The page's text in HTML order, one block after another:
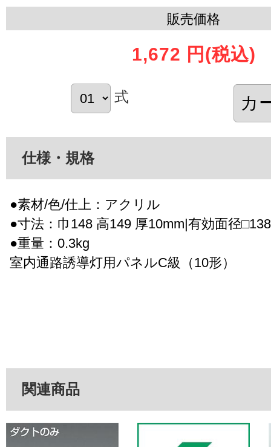
販売価格
1,672 円 (税込)
式
仕様・規格
●素材/色/仕上：アクリル
●寸法：巾148 高149 厚10mm|有効面径
●重量：0.3kg
室内通路誘導灯用パネルC級（10形）
関連商品